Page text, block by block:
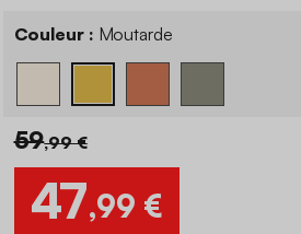
Couleur : Moutarde
59,99 €
47,99 €